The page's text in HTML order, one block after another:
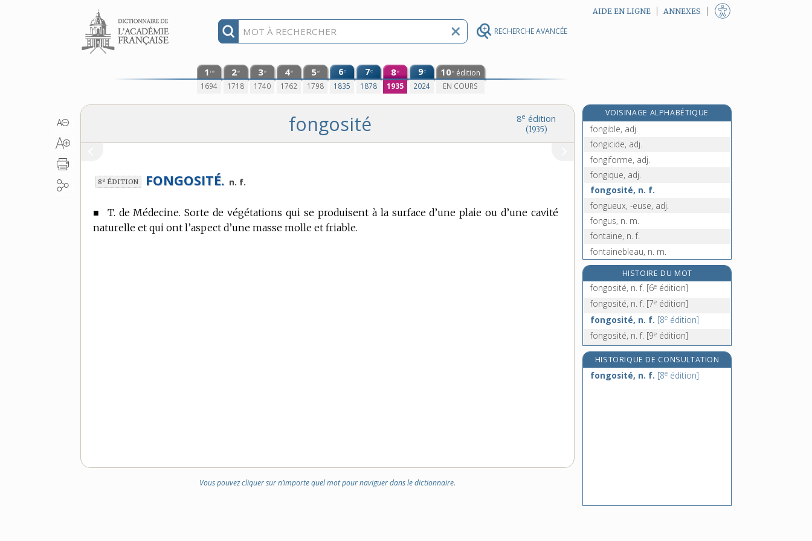
RECHERCHE AVANCÉE
Aller au contenu AIDE EN LIGNE ANNEXES
1 re
1694
2e
1718
3e
1740
4e
1762
5e
1798
6e
1835
7e
1878
8e
1935
9e
2024
10e édition
EN COURS
8e édition
(1935)
fongosité
8e ÉDITION FONGOSITÉ. n. f.
■ T. de Médecine. Sorte de végétations qui se produisent à la surface d’une plaie ou d’une cavité
naturelle et qui ont l’aspect d’une masse molle et friable.
Vous pouvez cliquer sur n’importe quel mot pour naviguer dans le dictionnaire.
VOISINAGE ALPHABÉTIQUE
fongibilité, n. f.
fongible, adj.
fongicide, adj.
fongiforme, adj.
fongique, adj.
fongosité, n. f.
fongueux, -euse, adj.
fongus, n. m.
fontaine, n. f.
fontainebleau, n. m.
fontainier, n. m.
fontanelle, n. f.
fonte [I], n. f.
fonte [II], n. f.
HISTOIRE DU MOT
fongosité, n. f. [6e édition]
fongosité, n. f. [7e édition]
fongosité, n. f. [8e édition]
fongosité, n. f. [9e édition]
HISTORIQUE DE CONSULTATION
fongosité, n. f. [8e édition]